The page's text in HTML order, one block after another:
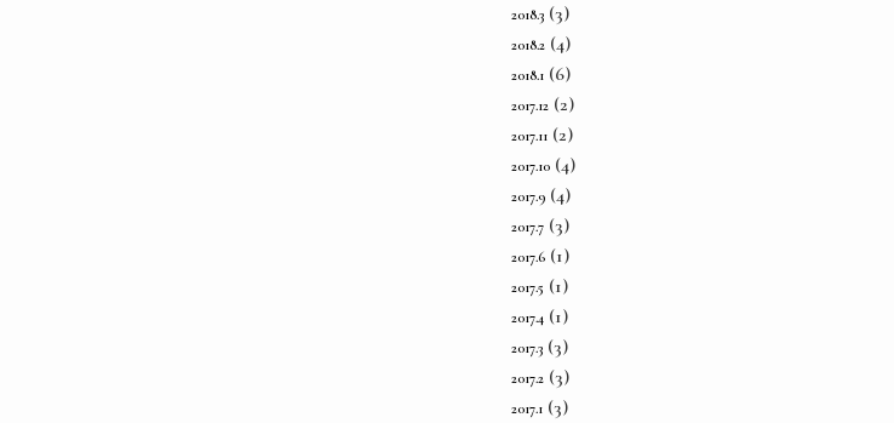
2018.3 (3)
2018.2 (4)
2018.1 (6)
2017.12 (2)
2017.11 (2)
2017.10 (4)
2017.9 (4)
2017.7 (3)
2017.6 (1)
2017.5 (1)
2017.4 (1)
2017.3 (3)
2017.2 (3)
2017.1 (3)